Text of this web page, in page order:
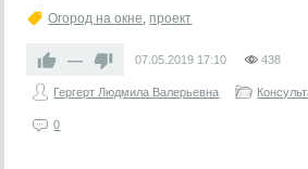
Огород на окне, проект
— 07.05.2019 17:10 438
Гергерт Людмила Валерьевна
0